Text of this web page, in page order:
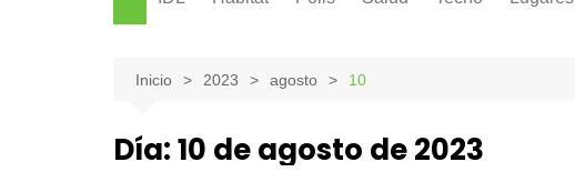
Inicio 2023 agosto 10
Día:10 de agosto de 2023